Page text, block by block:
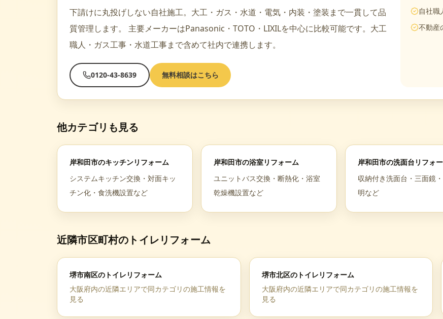
下請けに丸投げしない自社施工。大工・ガス・水道・電気・内装・塗装まで一貫して品
質管理します。
主要メーカーはPanasonic・TOTO・LIXILを中心に比較可能です。 大工
職人・ガス工事・水道工事まで含めて社内で連携します。
0120-43-8639 無料相談はこちら
自社職
不動産
他カテゴリも見る
岸和田市のキッチンリフォーム
システムキッチン交換・対面キッ
チン化・食洗機設置など
岸和田市の浴室リフォーム
ユニットバス交換・断熱化・浴室
乾燥機設置など
岸和田市の洗面台リフォ
収納付き洗面台・三面鏡
明など
近隣市区町村の トイレリフォーム
堺市南区の トイレリフォーム
大阪府内の近隣エリアで同カテゴリの施工情報を
見る
堺市北区のトイレリフォーム
大阪府内の近隣エリアで同カテゴリの施工情報を
見る